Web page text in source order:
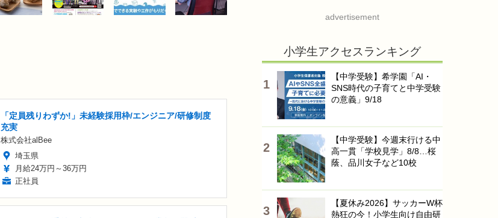
「定員残りわずか!」未経験採用枠/エンジニア/研修制度
充実
株式会社alBee
埼玉県
月給24万円～36万円
正社員
advertisement
小学生アクセスランキング
【中学受験】希学園「AI・
SNS時代の子育てと中学受験
の意義」9/18
【中学受験】今週末行ける中
高一貫「学校見学」8/8…桜
蔭、品川女子など10校
【夏休み2026】サッカーW杯
熱狂の今！小学生向け自由研